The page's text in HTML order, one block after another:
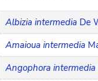
Albizia intermedia De
Amaioua intermedia
Angophora intermedia